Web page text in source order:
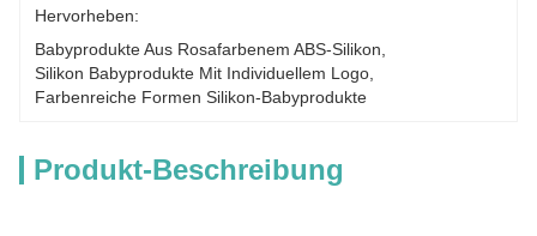
Hervorheben:
Babyprodukte Aus Rosafarbenem ABS-Silikon
Silikon Babyprodukte Mit Individuellem Logo
Farbenreiche Formen Silikon-Babyprodukte
Produkt-Beschreibung